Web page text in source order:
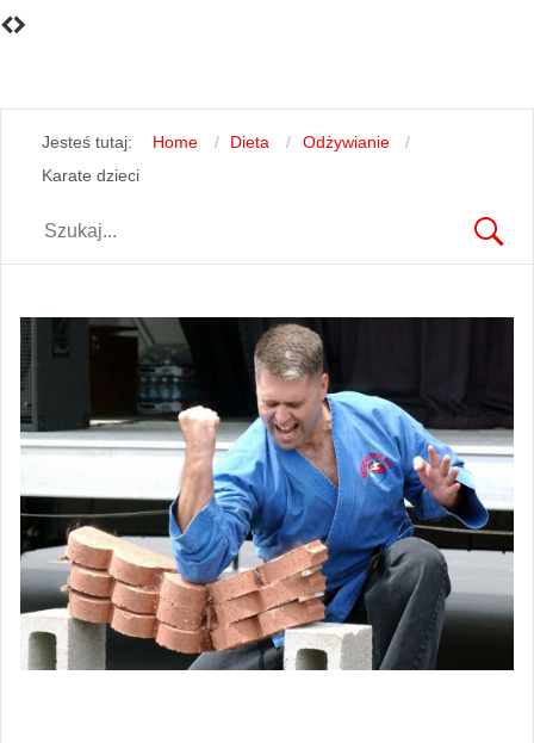
Jesteś tutaj: Home Dieta
Odżywianie
Karate dzieci